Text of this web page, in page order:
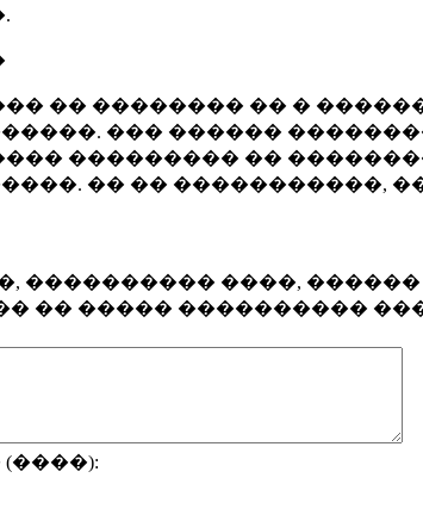
�� �������� �� �
��� ������
��������� ��
�� �� �����������,
���������� ����,
�� ����� ����������